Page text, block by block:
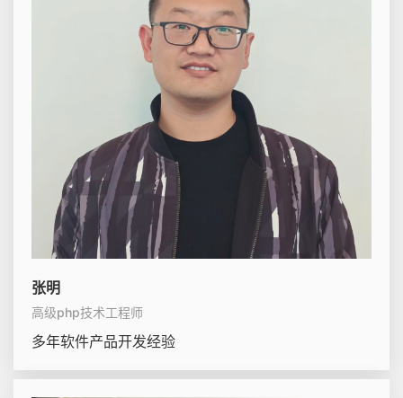
张明
高级php技术工程师
多年软件产品开发经验